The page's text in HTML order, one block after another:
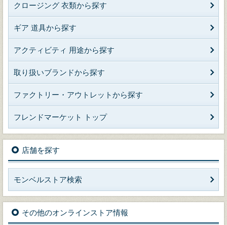
クロージング 衣類から探す
ギア 道具から探す
アクティビティ 用途から探す
取り扱いブランドから探す
ファクトリー・アウトレットから探す
フレンドマーケット トップ
店舗を探す
モンベルストア検索
その他のオンラインストア情報